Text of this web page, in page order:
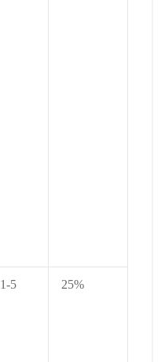
1-5 25%